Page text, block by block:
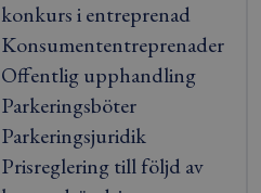
konkurs i entreprenad
Konsumententreprenader
Offentlig upphandling
Parkeringsböter
Parkeringsjuridik
Prisreglering till följd av